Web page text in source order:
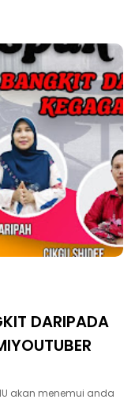
DARIPADA
akan menemui anda